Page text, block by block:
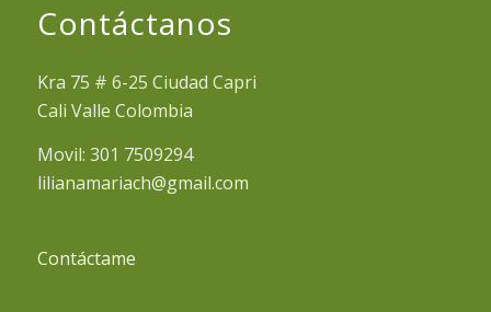
Contáctanos
Kra 75 # 6-25 Ciudad Capri
Cali Valle Colombia
Movil: 301 7509294
lilianamariach@gmail.com
Contáctame